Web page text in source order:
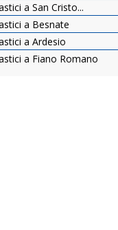
a San Cristo...
a Besnate
a Ardesio
a Fiano Romano